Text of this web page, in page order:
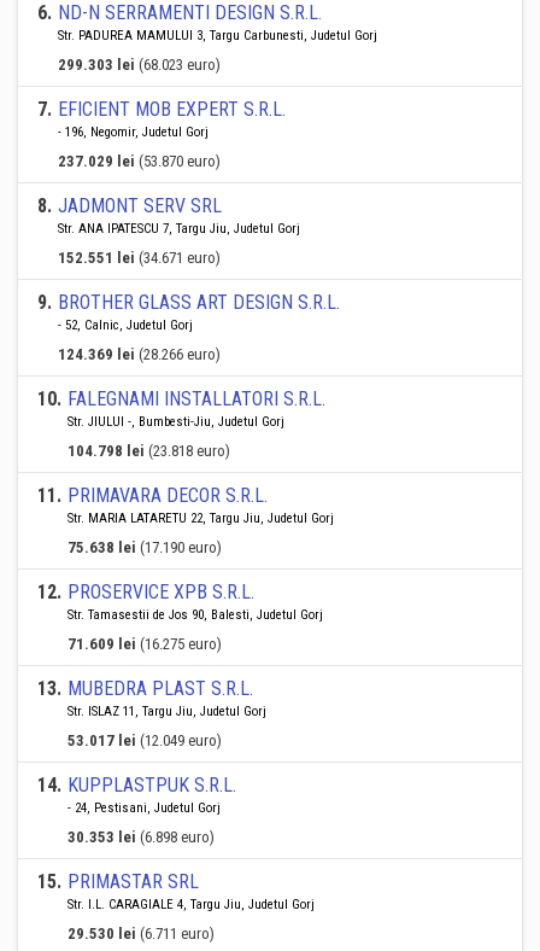
6. ND-N SERRAMENTI DESIGN S.R.L.
Str. PADUREA MAMULUI 3, Targu Carbunesti, Judetul Gorj
299.303 lei (68.023 euro)
7. EFICIENT MOB EXPERT S.R.L.
- 196, Negomir, Judetul Gorj
237.029 lei (53.870 euro)
8. JADMONT SERV SRL
Str. ANA IPATESCU 7, Targu Jiu, Judetul Gorj
152.551 lei (34.671 euro)
9. BROTHER GLASS ART DESIGN S.R.L.
- 52, Calnic, Judetul Gorj
124.369 lei (28.266 euro)
10. FALEGNAMI INSTALLATORI S.R.L.
Str. JIULUI -, Bumbesti-Jiu, Judetul Gorj
104.798 lei (23.818 euro)
11. PRIMAVARA DECOR S.R.L.
Str. MARIA LATARETU 22, Targu Jiu, Judetul Gorj
75.638 lei (17.190 euro)
12. PROSERVICE XPB S.R.L.
Str. Tamasestii de Jos 90, Balesti, Judetul Gorj
71.609 lei (16.275 euro)
13. MUBEDRA PLAST S.R.L.
Str. ISLAZ 11, Targu Jiu, Judetul Gorj
53.017 lei (12.049 euro)
14. KUPPLASTPUK S.R.L.
- 24, Pestisani, Judetul Gorj
30.353 lei (6.898 euro)
15. PRIMASTAR SRL
Str. I.L. CARAGIALE 4, Targu Jiu, Judetul Gorj
29.530 lei (6.711 euro)